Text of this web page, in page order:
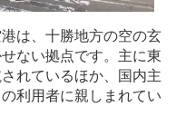
は、十勝地方の空の玄
ない拠点です。主に東
れているほか、国内主
利用者に親しまれてい